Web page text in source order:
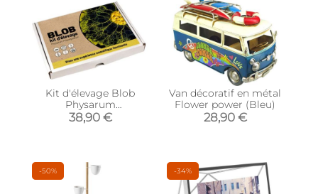
Kit d'élevage Blob
Physarum
polycephalum
38,90 €
Van décoratif en métal
Flower power (Bleu)
28,90 €
-50% -34%